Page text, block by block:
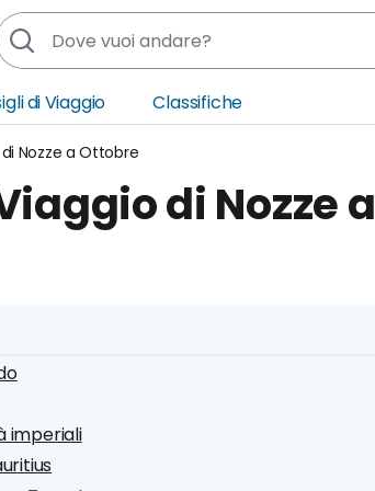
Asia
Oceania
America Centrale
di Viaggio Classifiche
Nozze a Ottobre
di Nozze a
imperiali